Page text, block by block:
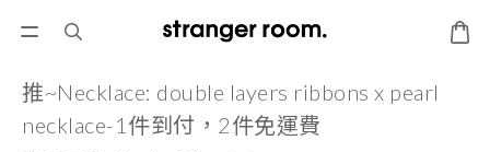
推~Necklace: double layers ribbons x pearl
necklace-1件到付，2件免運費